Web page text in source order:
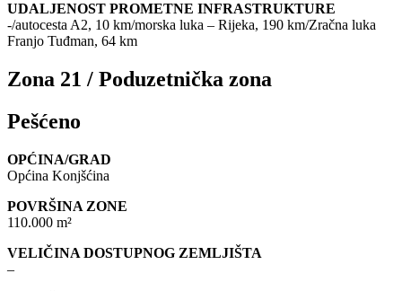
UDALJENOST PROMETNE INFRASTRUKTURE
-/autocesta A2, 10 km/morska luka – Rijeka, 190 km/Zračna luka
Franjo Tuđman, 64 km
Zona 21 / Poduzetnička zona
Pešćeno
OPĆINA/GRAD
Općina Konjšćina
POVRŠINA ZONE
110.000 m²
VELIČINA DOSTUPNOG ZEMLJIŠTA
–